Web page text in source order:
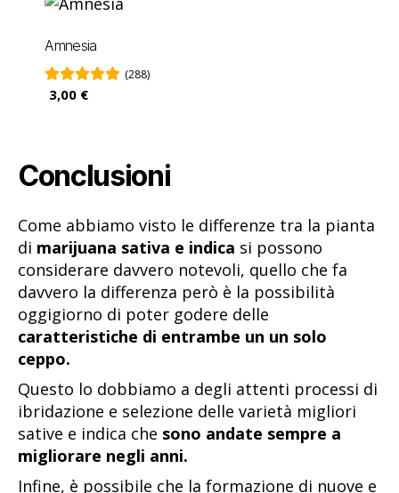
Amnesia
(288)
3,00 €
Conclusioni
Come abbiamo visto le differenze tra la pianta
di marijuana sativa e indica si possono
considerare davvero notevoli, quello che fa
davvero la differenza però è la possibilità
oggigiorno di poter godere delle
caratteristiche di entrambe un un solo
ceppo.
Questo lo dobbiamo a degli attenti processi di
ibridazione e selezione delle varietà migliori
sative e indica che sono andate sempre a
migliorare negli anni.
Infine, è possibile che la formazione di nuove e